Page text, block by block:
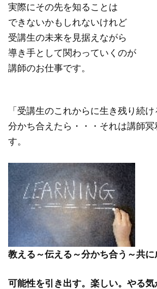
実際にその先を知ることは
できないかもしれないけれど
受講生の未来を見据えながら
導き手として関わっていくのが
講師のお仕事です。
「受講生のこれからに生き残り続
分かち合えたら・・・それは講師冥
す。
教える～伝える～分かち合う～共に
可能性を引き出す。楽しい。やる気